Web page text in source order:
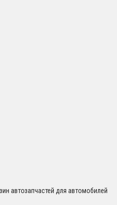
автозапчастей для автомобилей